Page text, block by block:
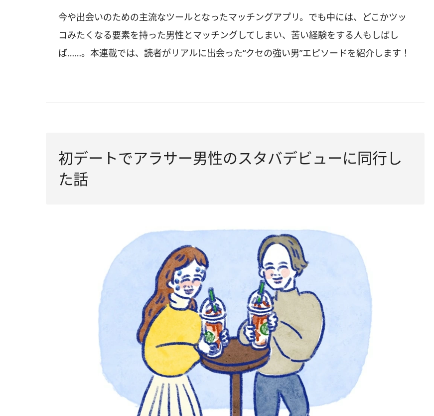
今や出会いのための主流なツールとなったマッチングアプリ。でも中には、どこかツッ
コみたくなる要素を持った男性とマッチングしてしまい、苦い経験をする人もしばし
ば……。本連載では、読者がリアルに出会った“クセの強い男”エピソードを紹介します！
初デートでアラサー男性のスタバデビューに同行し
た話